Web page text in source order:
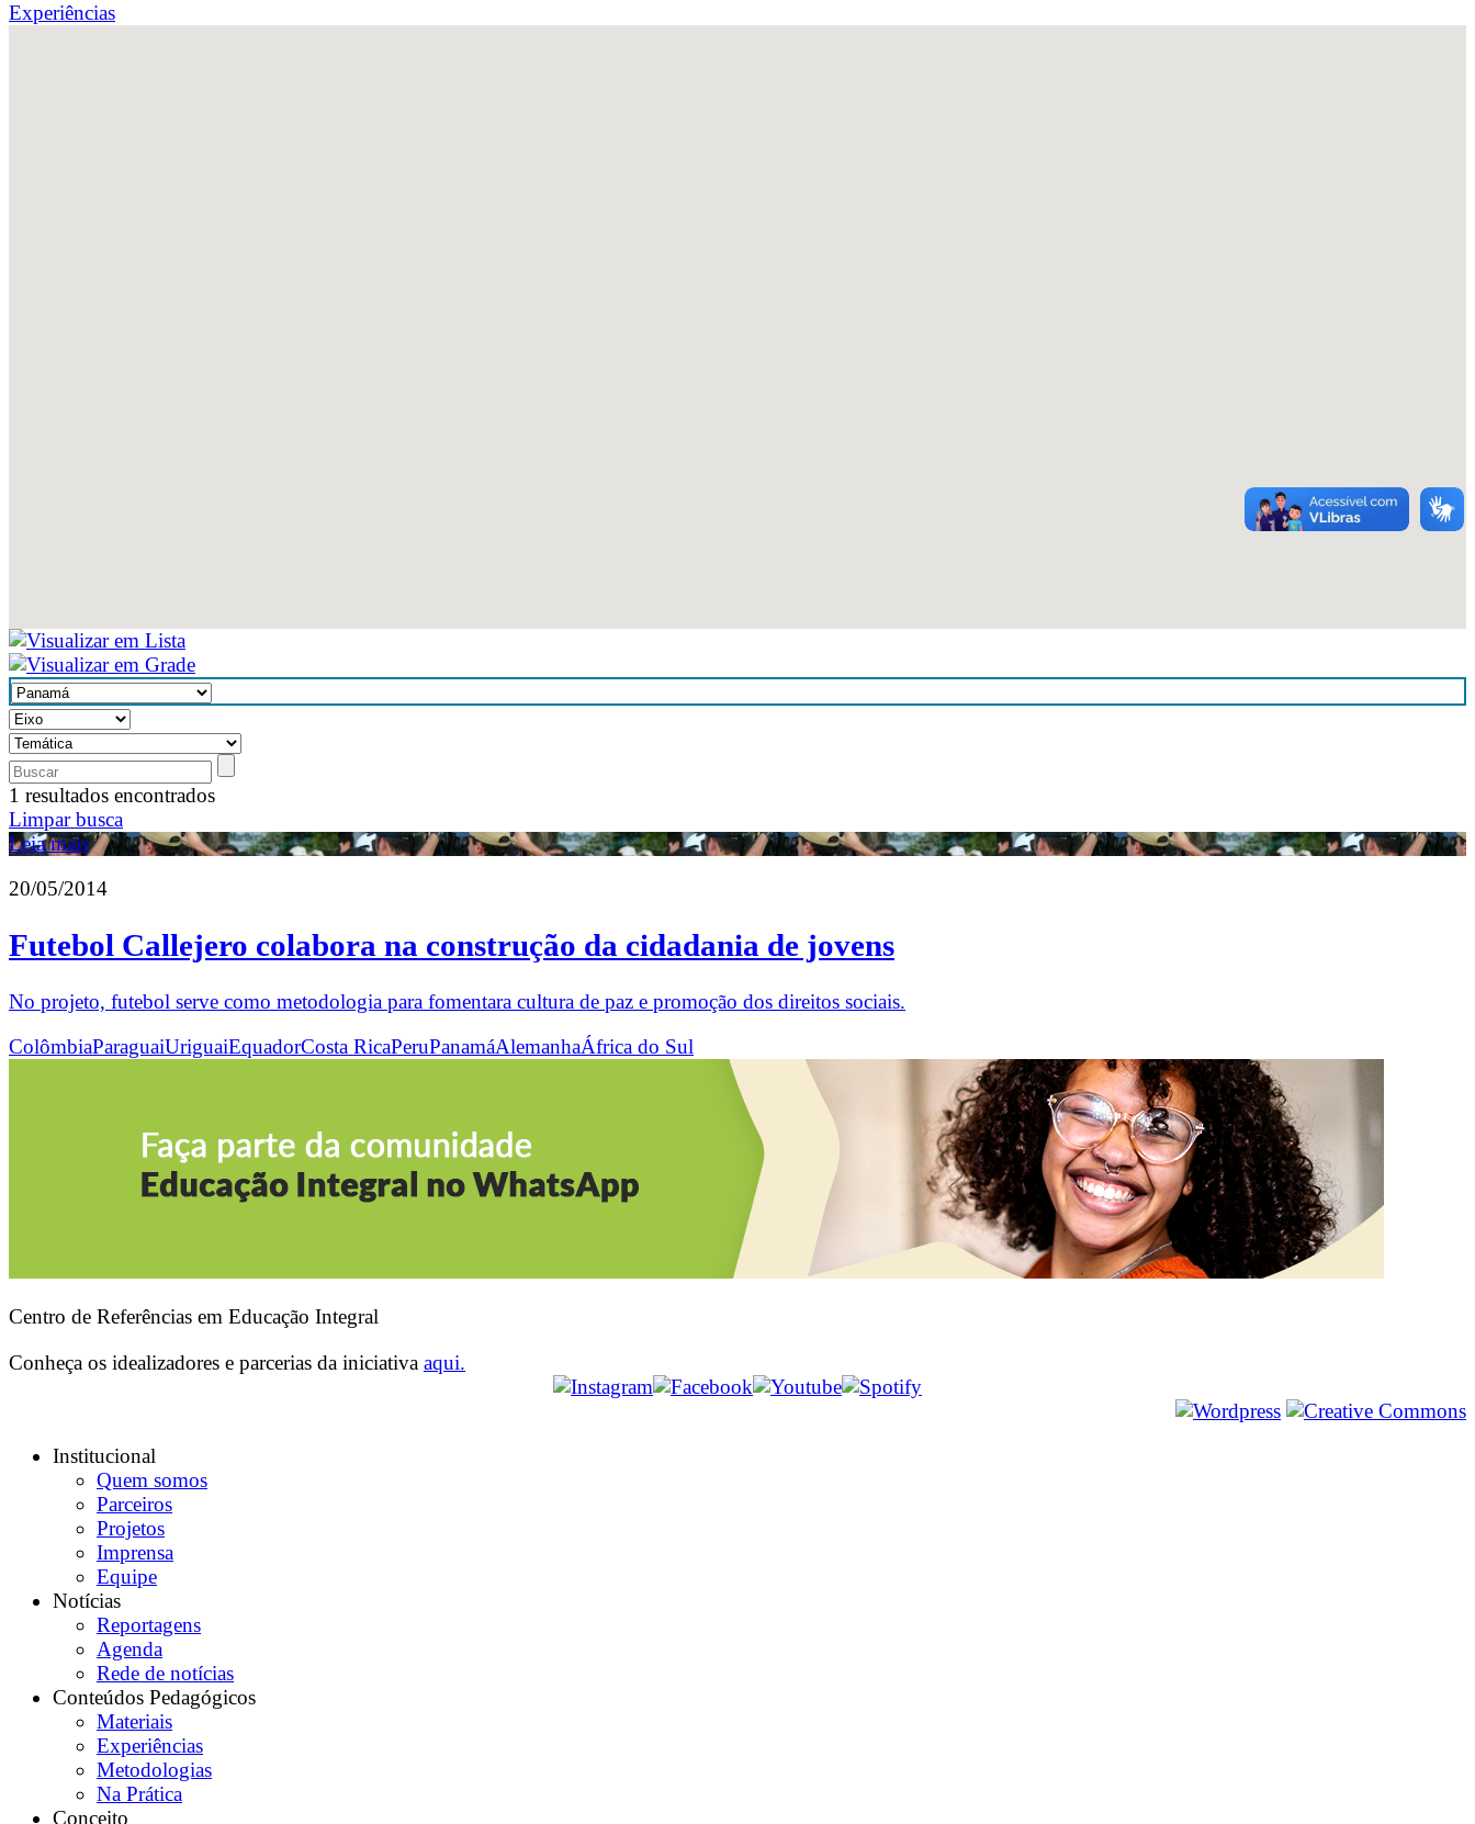
Experiências
1 resultados encontrados
Limpar busca
Leia mais
20/05/2014
Futebol Callejero colabora na construção da cidadania de jovens
No projeto, futebol serve como metodologia para fomentara cultura de paz e promoção dos direitos sociais.
ColômbiaParaguaiUriguaiEquadorCosta RicaPeruPanamáAlemanhaÁfrica do Sul
Centro de Referências em Educação Integral
Conheça os idealizadores e parcerias da iniciativa aqui.
Institucional
Quem somos
Parceiros
Projetos
Imprensa
Equipe
Notícias
Reportagens
Agenda
Rede de notícias
Conteúdos Pedagógicos
Materiais
Experiências
Metodologias
Na Prática
Conceito